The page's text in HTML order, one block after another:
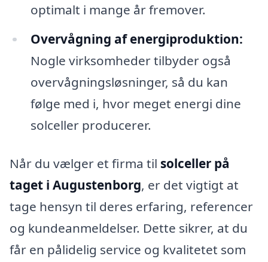
optimalt i mange år fremover.
Overvågning af energiproduktion:
Nogle virksomheder tilbyder også
overvågningsløsninger, så du kan
følge med i, hvor meget energi dine
solceller producerer.
Når du vælger et firma til solceller på
taget i Augustenborg, er det vigtigt at
tage hensyn til deres erfaring, referencer
og kundeanmeldelser. Dette sikrer, at du
får en pålidelig service og kvalitetet som